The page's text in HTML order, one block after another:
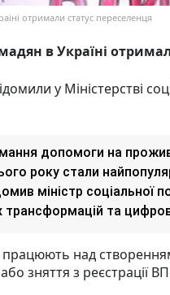
отримали статус переселенця
в Україні
у Міністерстві
допомоги на
року стали
міністр соціальної
та
працюють над
зняття з реєстрації